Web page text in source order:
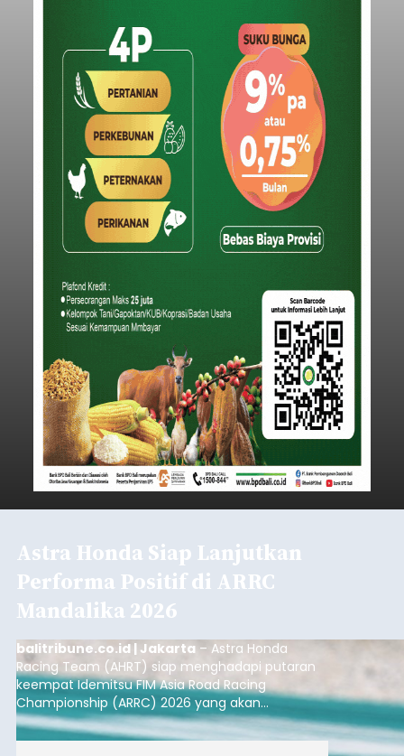
Astra Honda Siap Lanjutkan
Performa Positif di ARRC
Mandalika 2026
balitribune.co.id | Jakarta – Astra Honda
Racing Team (AHRT) siap menghadapi putaran
keempat Idemitsu FIM Asia Road Racing
Championship (ARRC) 2026 yang akan
berlangsung di Pertamina Mandalika
International Circuit, Lombok, Nusa Tenggara